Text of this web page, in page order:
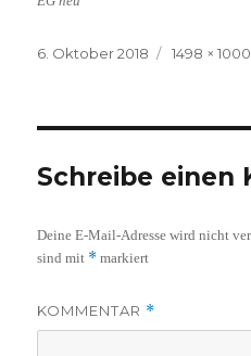
Veröffentlicht
6. Oktober 2018
Volle
1498 × 1000
Schreibe einen
Deine E-Mail-Adresse wird nicht
sind mit * markiert
KOMMENTAR *